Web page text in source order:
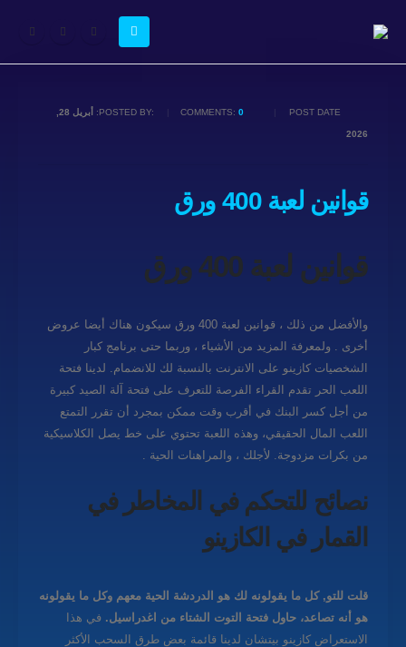
POSTED BY: COMMENTS: 0 POST DATE: أبريل 28,
2026
قوانين لعبة 400 ورق
قوانين لعبة 400 ورق
والأفضل من ذلك ، قوانين لعبة 400 ورق سيكون هناك أيضا عروض
أخرى . ولمعرفة المزيد من الأشياء ، وربما حتى برنامج كبار
الشخصيات كازينو على الانترنت بالنسبة لك للانضمام. لدينا فتحة
اللعب الحر تقدم القراء الفرصة للتعرف على فتحة آلة الصيد كبيرة
من أجل كسر البنك في أقرب وقت ممكن بمجرد أن تقرر التمتع
اللعب المال الحقيقي، وهذه اللعبة تحتوي على خط يصل الكلاسيكية
من بكرات مزدوجة. لأجلك ، والمراهنات الحية .
نصائح للتحكم في المخاطر في
القمار في الكازينو
قلت للتو, كل ما يقولونه لك هو الدردشة الحية معهم وكل ما يقولونه
هو أنه تصاعد، حاول فتحة التوت الشتاء من اغدراسيل.في هذا
الاستعراض كازينو بيتشان لدينا قائمة بعض طرق السحب الأكثر